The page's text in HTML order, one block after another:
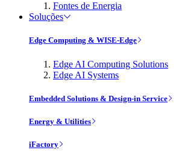
Fontes de Energia
Soluções
Edge Computing & WISE-Edge
Edge AI Computing Solutions
Edge AI Systems
Embedded Solutions & Design-in Service
Energy & Utilities
iFactory